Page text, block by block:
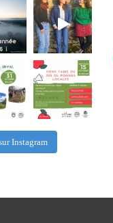
Instagram